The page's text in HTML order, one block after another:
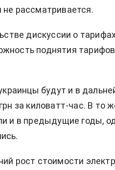
рассматривается.
дискуссии о
поднятия
будут и в
за киловатт-час. В то
и в предыдущие годы,
рост стоимости